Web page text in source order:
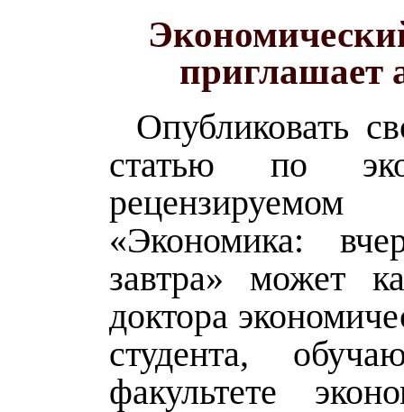
приглашает
Опубликовать
статью по
«Экономика:
завтра» может
доктора
студента,
факультете